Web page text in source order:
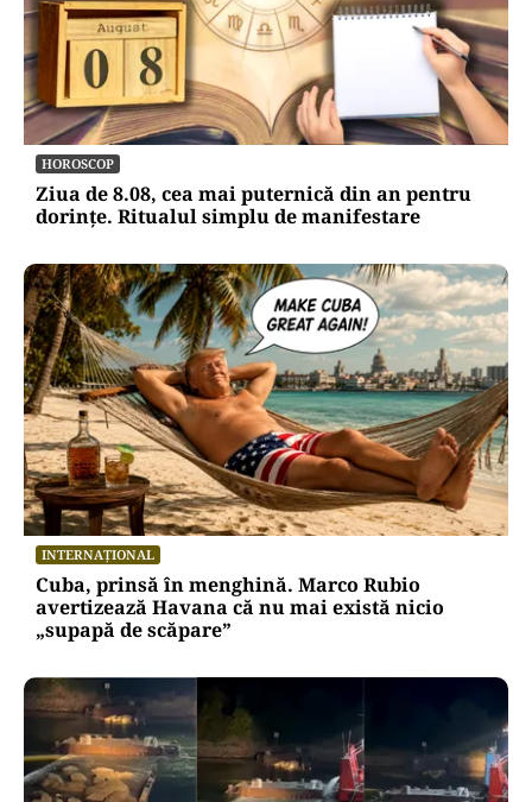
HOROSCOP
Ziua de 8.08, cea mai puternică din an pentru
dorințe. Ritualul simplu de manifestare
INTERNAȚIONAL
Cuba, prinsă în menghină. Marco Rubio
avertizează Havana că nu mai există nicio
„supapă de scăpare”